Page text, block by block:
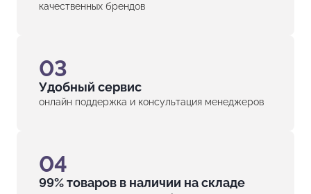
качественных брендов
03
Удобный сервис
онлайн поддержка и консультация менеджеров
04
99% товаров в наличии на складе